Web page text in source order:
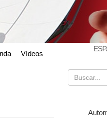
Vídeos